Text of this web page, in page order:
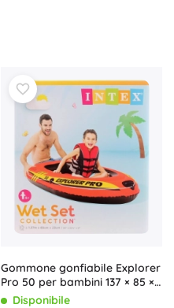
Gommone gonfiabile Explorer
Pro 50 per bambini 137 × 85 ×
23 cm
Disponibile